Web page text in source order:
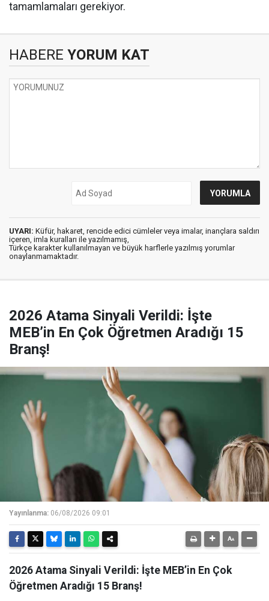
tamamlamaları gerekiyor.
HABERE YORUM KAT
UYARI: Küfür, hakaret, rencide edici cümleler veya imalar, inançlara saldırı
içeren, imla kuralları ile yazılmamış,
Türkçe karakter kullanılmayan ve büyük harflerle yazılmış yorumlar
onaylanmamaktadır.
2026 Atama Sinyali Verildi: İşte
MEB’in En Çok Öğretmen Aradığı 15
Branş!
Yayınlanma: 06/08/2026 09:01
2026 Atama Sinyali Verildi: İşte MEB’in En Çok
Öğretmen Aradığı 15 Branş!